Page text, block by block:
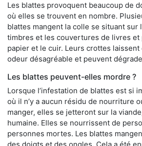
Les blattes provoquent beaucoup de
où elles se trouvent en nombre.
blattes mangent la colle se situant sur
timbres et les couvertures de livres et
papier et le cuir. Leurs crottes laissent
odeur désagréable et peuvent
Les blattes peuvent-elles mordre ?
Lorsque l’infestation de blattes est si
où il n’y a aucun résidu de nourriture
manger, elles se jetteront sur la
humaine. Elles se nourrissent de
personnes mortes. Les blattes